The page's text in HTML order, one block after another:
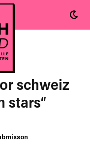
schweiz
stars“